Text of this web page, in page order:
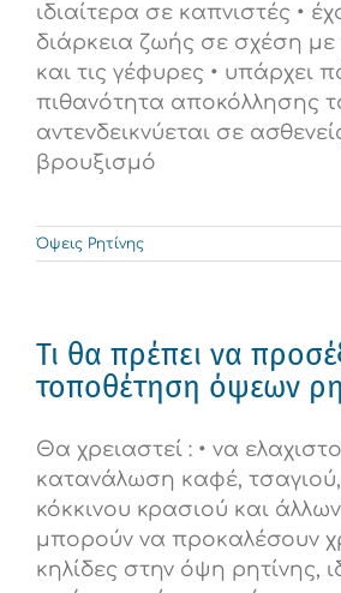
ιδιαίτερα σε καπνιστές •
διάρκεια ζωής σε σχέση με
και τις γέφυρες • υπάρχει
πιθανότητα αποκόλλησης
αντενδεικνύεται σε
βρουξισμό
Όψεις Ρητίνης
Τι θα πρέπει να
τοποθέτηση όψεων
Θα χρειαστεί : • να
κατανάλωση καφέ,
κόκκινου κρασιού και
μπορούν να προκαλέσουν
κηλίδες στην όψη ρητίνης,